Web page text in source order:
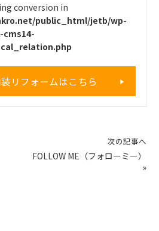
conversion in
public_html/jetb/wp-
リフォームはこちら
次の記事へ
FOLLOW ME（フォローミー）
»